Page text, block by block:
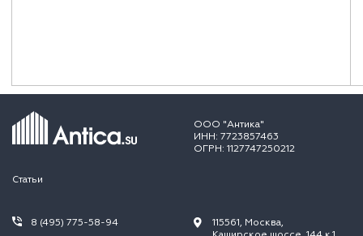
ООО "Антика"
ИНН: 7723857463
ОГРН: 1127747250212
Статьи
8 (495) 775-58-94
115561, Москва,